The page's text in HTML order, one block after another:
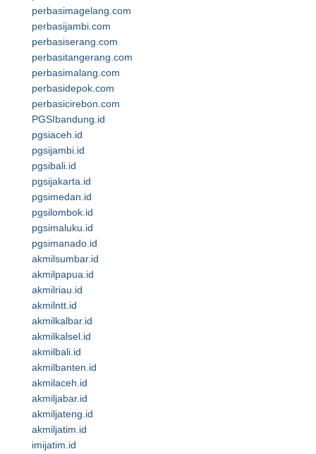
perbasimagelang.com
perbasijambi.com
perbasiserang.com
perbasitangerang.com
perbasimalang.com
perbasidepok.com
perbasicirebon.com
PGSIbandung.id
pgsiaceh.id
pgsijambi.id
pgsibali.id
pgsijakarta.id
pgsimedan.id
pgsilombok.id
pgsimaluku.id
pgsimanado.id
akmilsumbar.id
akmilpapua.id
akmilriau.id
akmilntt.id
akmilkalbar.id
akmilkalsel.id
akmilbali.id
akmilbanten.id
akmilaceh.id
akmiljabar.id
akmiljateng.id
akmiljatim.id
imijatim.id